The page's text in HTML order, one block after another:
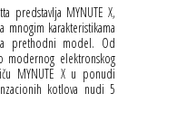
predstavlja MYNUTE X,
mnogim karakteristikama
prethodni model. Od
modernog elektronskog
MYNUTE X u ponudi
kotlova nudi 5